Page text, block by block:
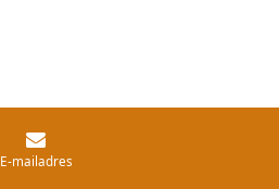
E-mailadres